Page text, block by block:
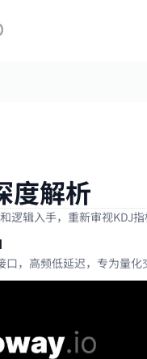
度解析
逻辑入手，重新审视KDJ
口，高频低延迟，专为量化